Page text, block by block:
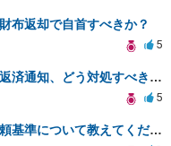
布返却で自首すべきか？
5
口座売却後に法律事務所からの返済通知、どう対処すべきか？
5
弁護士の意見が異なる場合の信頼基準について教えてください